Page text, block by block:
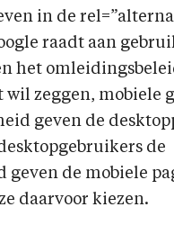
in de
raadt aan
het
wil zeggen, mobiele
geven de
de
geven de mobiele
daarvoor kiezen.